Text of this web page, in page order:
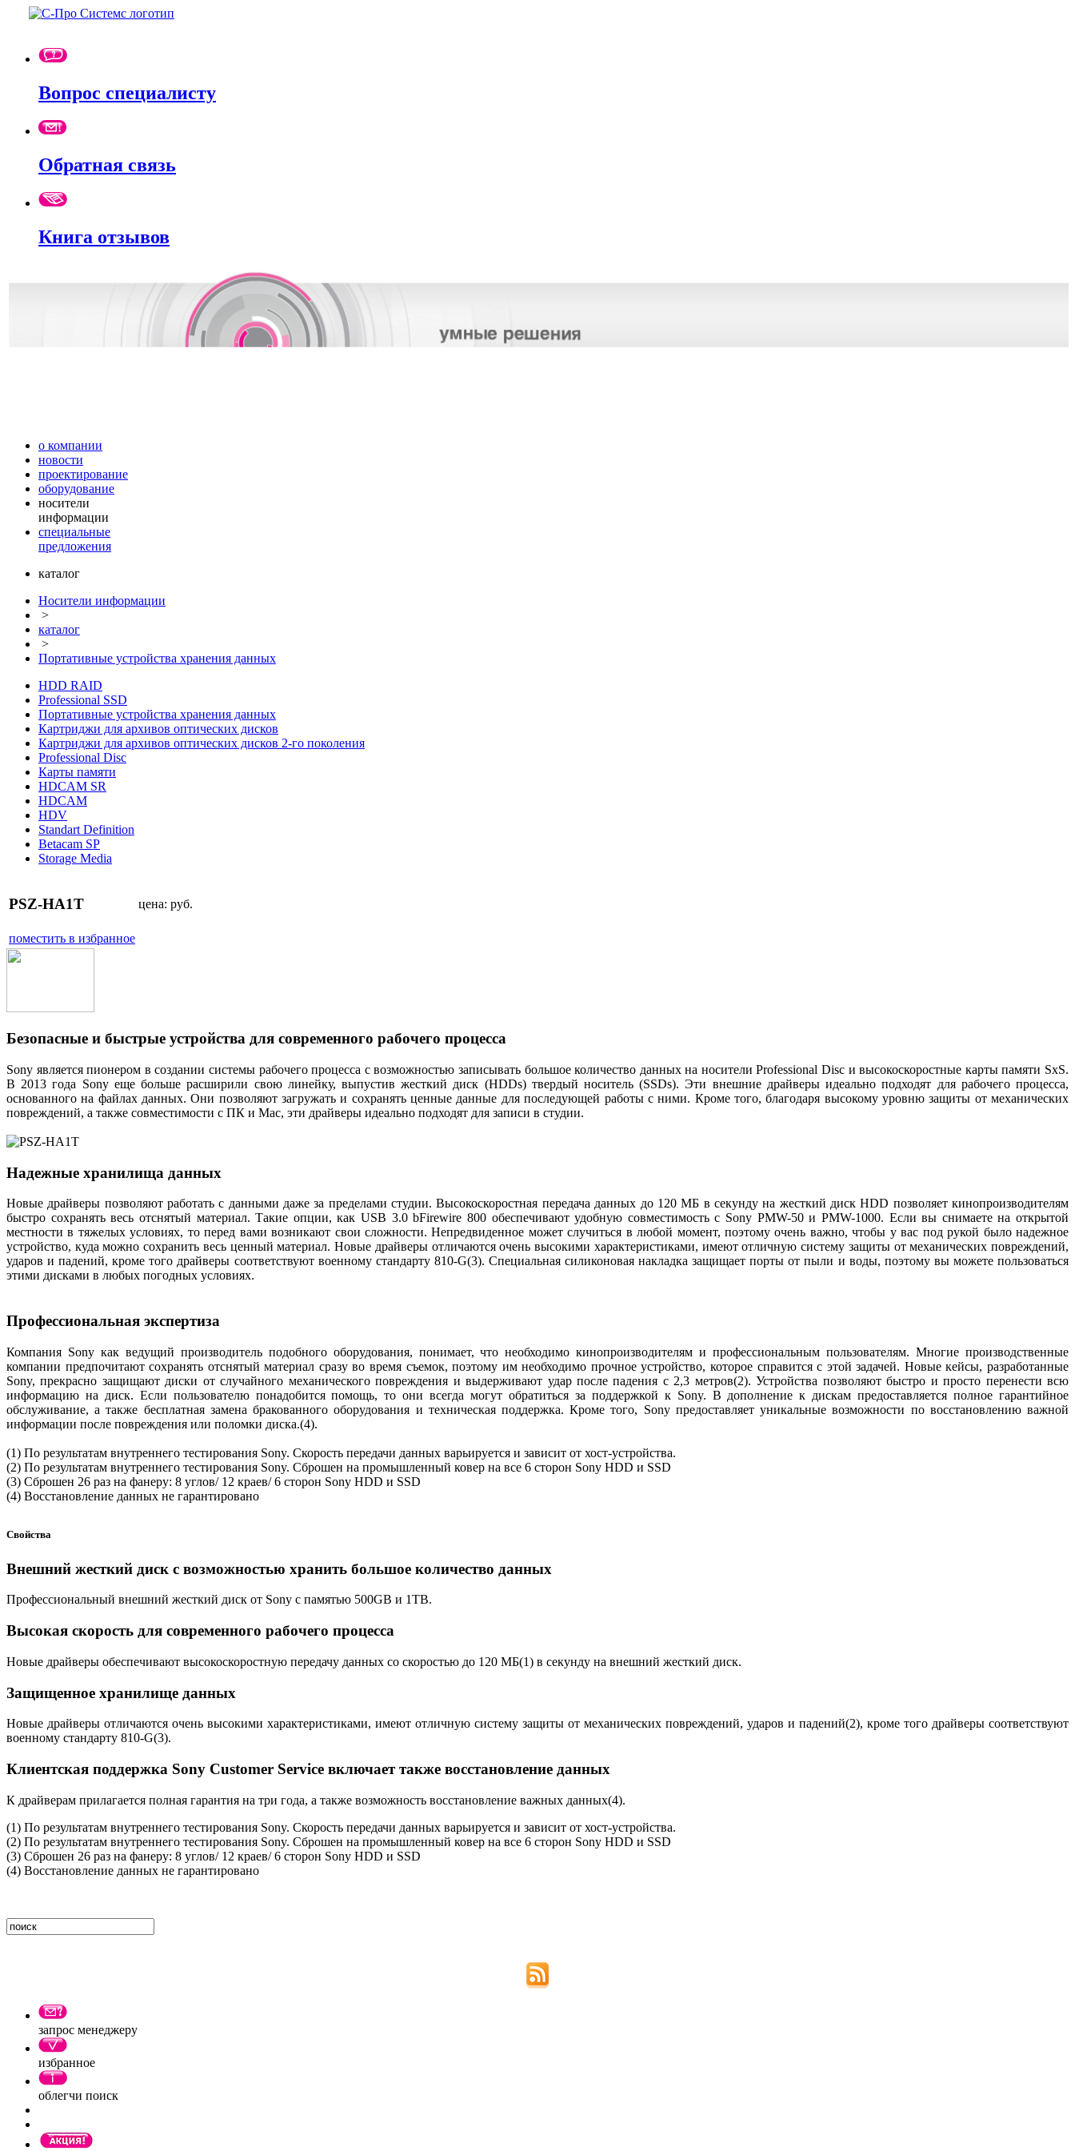
Вопрос специалисту
Обратная связь
Книга отзывов
о компании
новости
проектирование
оборудование
носители
информации
специальные
предложения
каталог
Носители информации
>
каталог
>
Портативные устройства хранения данных
HDD RAID
Professional SSD
Портативные устройства хранения данных
Картриджи для архивов оптических дисков
Картриджи для архивов оптических дисков 2-го поколения
Professional Disc
Карты памяти
HDCAM SR
HDCAM
HDV
Standart Definition
Betacam SP
Storage Media
PSZ-HA1T цена: руб.
поместить в избранное
Безопасные и быстрые устройства для современного рабочего процесса
Sony является пионером в создании системы рабочего процесса с возможностью записывать большое количество данных на носители Professional Disc и высокоскоростные карты памяти SxS.
В 2013 года Sony еще больше расширили свою линейку, выпустив жесткий диск (HDDs) твердый носитель (SSDs). Эти внешние драйверы идеально подходят для рабочего процесса,
основанного на файлах данных. Они позволяют загружать и сохранять ценные данные для последующей работы с ними. Кроме того, благодаря высокому уровню защиты от механических
повреждений, а также совместимости с ПК и Мас, эти драйверы идеально подходят для записи в студии.
Надежные хранилища данных
Новые драйверы позволяют работать с данными даже за пределами студии. Высокоскоростная передача данных до 120 МБ в секунду на жесткий диск HDD позволяет кинопроизводителям
быстро сохранять весь отснятый материал. Такие опции, как USB 3.0 bFirewire 800 обеспечивают удобную совместимость с Sony PMW-50 и PMW-1000. Если вы снимаете на открытой
местности в тяжелых условиях, то перед вами возникают свои сложности. Непредвиденное может случиться в любой момент, поэтому очень важно, чтобы у вас под рукой было надежное
устройство, куда можно сохранить весь ценный материал. Новые драйверы отличаются очень высокими характеристиками, имеют отличную систему защиты от механических повреждений,
ударов и падений, кроме того драйверы соответствуют военному стандарту 810-G(3). Специальная силиконовая накладка защищает порты от пыли и воды, поэтому вы можете пользоваться
этими дисками в любых погодных условиях.
Профессиональная экспертиза
Компания Sony как ведущий производитель подобного оборудования, понимает, что необходимо кинопроизводителям и профессиональным пользователям. Многие производственные
компании предпочитают сохранять отснятый материал сразу во время съемок, поэтому им необходимо прочное устройство, которое справится с этой задачей. Новые кейсы, разработанные
Sony, прекрасно защищают диски от случайного механического повреждения и выдерживают удар после падения с 2,3 метров(2). Устройства позволяют быстро и просто перенести всю
информацию на диск. Если пользователю понадобится помощь, то они всегда могут обратиться за поддержкой к Sony. В дополнение к дискам предоставляется полное гарантийное
обслуживание, а также бесплатная замена бракованного оборудования и техническая поддержка. Кроме того, Sony предоставляет уникальные возможности по восстановлению важной
информации после повреждения или поломки диска.(4).
(1) По результатам внутреннего тестирования Sony. Скорость передачи данных варьируется и зависит от хост-устройства.
(2) По результатам внутреннего тестирования Sony. Сброшен на промышленный ковер на все 6 сторон Sony HDD и SSD
(3) Сброшен 26 раз на фанеру: 8 углов/ 12 краев/ 6 сторон Sony HDD и SSD
(4) Восстановление данных не гарантировано
Свойства
Внешний жесткий диск с возможностью хранить большое количество данных
Профессиональный внешний жесткий диск от Sony с памятью 500GB и 1TB.
Высокая скорость для современного рабочего процесса
Новые драйверы обеспечивают высокоскоростную передачу данных со скоростью до 120 МБ(1) в секунду на внешний жесткий диск.
Защищенное хранилище данных
Новые драйверы отличаются очень высокими характеристиками, имеют отличную систему защиты от механических повреждений, ударов и падений(2), кроме того драйверы соответствуют
военному стандарту 810-G(3).
Клиентская поддержка Sony Customer Service включает также восстановление данных
К драйверам прилагается полная гарантия на три года, а также возможность восстановление важных данных(4).
(1) По результатам внутреннего тестирования Sony. Скорость передачи данных варьируется и зависит от хост-устройства.
(2) По результатам внутреннего тестирования Sony. Сброшен на промышленный ковер на все 6 сторон Sony HDD и SSD
(3) Сброшен 26 раз на фанеру: 8 углов/ 12 краев/ 6 сторон Sony HDD и SSD
(4) Восстановление данных не гарантировано
запрос менеджеру
избранное
облегчи поиск